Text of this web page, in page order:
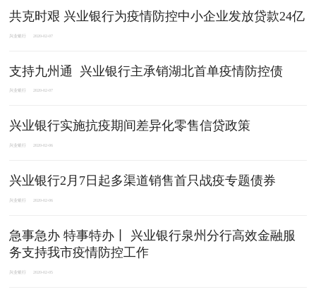
共克时艰 兴业银行为疫情防控中小企业发放贷款24亿
兴业银行 2020-02-07
支持九州通 兴业银行主承销湖北首单疫情防控债
兴业银行 2020-02-07
兴业银行实施抗疫期间差异化零售信贷政策
兴业银行 2020-02-06
兴业银行2月7日起多渠道销售首只战疫专题债券
兴业银行 2020-02-06
急事急办 特事特办丨 兴业银行泉州分行高效金融服
务支持我市疫情防控工作
兴业银行 2020-02-05